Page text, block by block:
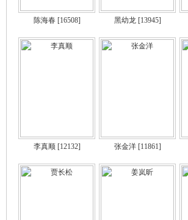
陈海春[16508] 黑幼龙[13945]
李真顺[12132] 张金洋[11861]